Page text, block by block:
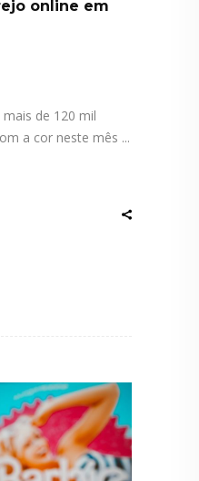
online em
de 120 mil
a cor neste mês